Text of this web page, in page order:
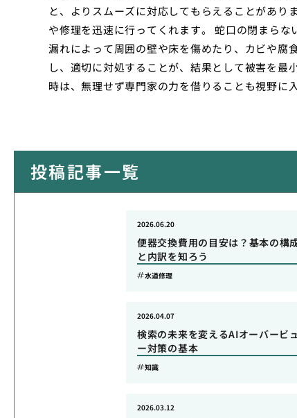
と、よりスムーズに対応してもらえることがあ
や修理を迅速に行ってくれます。 蛇口の閉まら
漏れによって周囲の壁や床を傷めたり、カビや腐
し、適切に対処することが、結果として被害を
時は、無理せず専門家の力を借りることも視野に
投稿記事一覧
便器交換費用の目安は？基本の構
と内訳を知ろう
2026.06.20
水道修理
検索の未来を変えるAIオーバービュ
ー対策の基本
2026.04.07
知識
2026.03.12